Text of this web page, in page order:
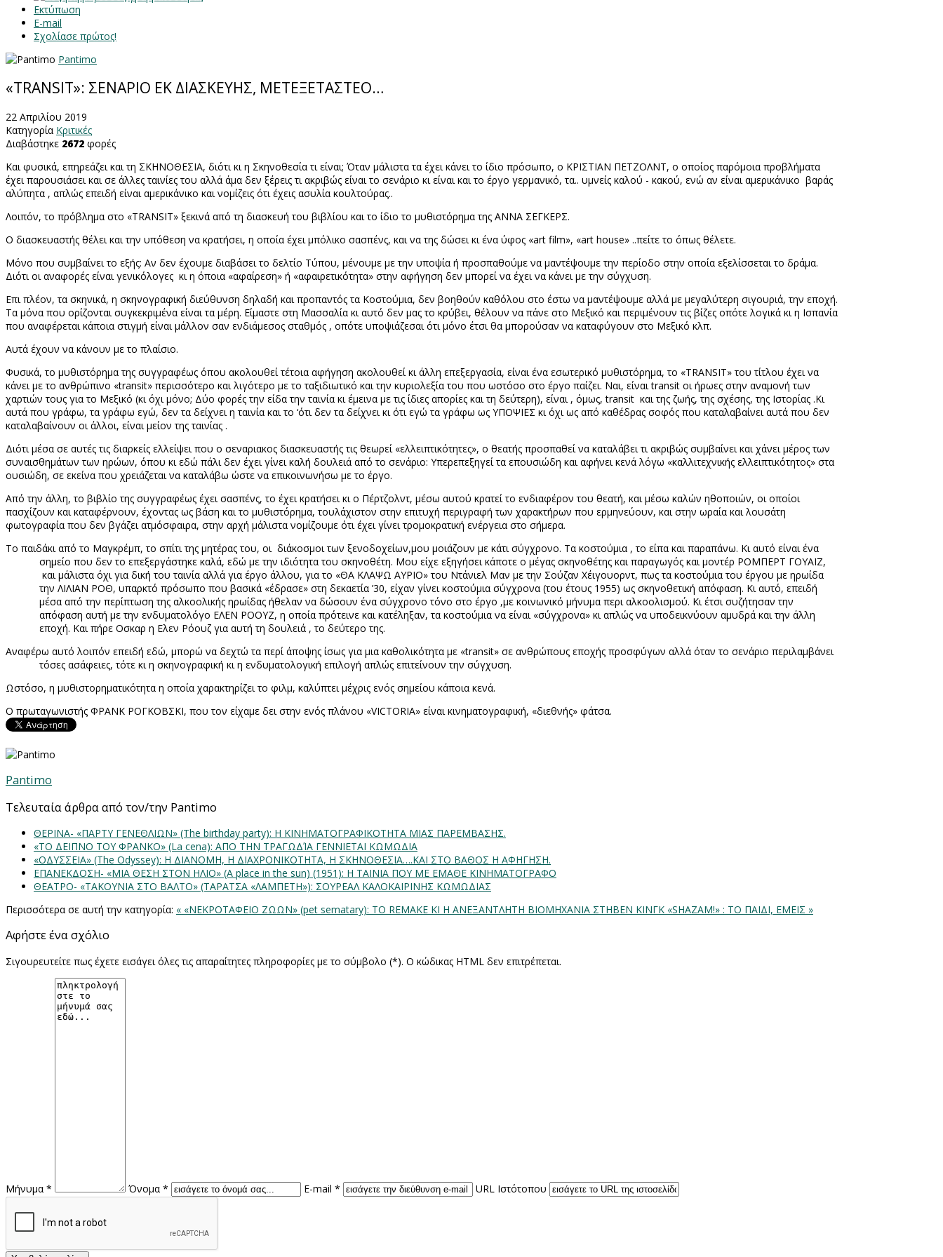
Εκτύπωση
E-mail
Σχολίασε πρώτος!
Pantimo
«TRANSIT»: ΣΕΝΑΡΙΟ ΕΚ ΔΙΑΣΚΕΥΗΣ, ΜΕΤΕΞΕΤΑΣΤΕΟ…
22 Απριλίου 2019
Κατηγορία Κριτικές
Διαβάστηκε 2672 φορές
Και φυσικά, επηρεάζει και τη ΣΚΗΝΟΘΕΣΙΑ, διότι κι η Σκηνοθεσία τι είναι; Όταν μάλιστα τα έχει κάνει το ίδιο πρόσωπο, ο ΚΡΙΣΤΙΑΝ ΠΕΤΖΟΛΝΤ, ο οποίος παρόμοια προβλήματα
έχει παρουσιάσει και σε άλλες ταινίες του αλλά άμα δεν ξέρεις τι ακριβώς είναι το σενάριο κι είναι και το έργο γερμανικό, τα.. υμνείς καλού - κακού, ενώ αν είναι αμερικάνικο βαράς
αλύπητα , απλώς επειδή είναι αμερικάνικο και νομίζεις ότι έχεις ασυλία κουλτούρας..
Λοιπόν, το πρόβλημα στο «TRANSIT» ξεκινά από τη διασκευή του βιβλίου και το ίδιο το μυθιστόρημα της ΑΝΝΑ ΣΕΓΚΕΡΣ.
Ο διασκευαστής θέλει και την υπόθεση να κρατήσει, η οποία έχει μπόλικο σασπένς, και να της δώσει κι ένα ύφος «art film», «art house» ..πείτε το όπως θέλετε.
Μόνο που συμβαίνει το εξής: Αν δεν έχουμε διαβάσει το δελτίο Τύπου, μένουμε με την υποψία ή προσπαθούμε να μαντέψουμε την περίοδο στην οποία εξελίσσεται το δράμα.
Διότι οι αναφορές είναι γενικόλογες κι η όποια «αφαίρεση» ή «αφαιρετικότητα» στην αφήγηση δεν μπορεί να έχει να κάνει με την σύγχυση.
Επι πλέον, τα σκηνικά, η σκηνογραφική διεύθυνση δηλαδή και προπαντός τα Κοστούμια, δεν βοηθούν καθόλου στο έστω να μαντέψουμε αλλά με μεγαλύτερη σιγουριά, την εποχή.
Τα μόνα που ορίζονται συγκεκριμένα είναι τα μέρη. Είμαστε στη Μασσαλία κι αυτό δεν μας το κρύβει, θέλουν να πάνε στο Μεξικό και περιμένουν τις βίζες οπότε λογικά κι η Ισπανία
που αναφέρεται κάποια στιγμή είναι μάλλον σαν ενδιάμεσος σταθμός , οπότε υποψιάζεσαι ότι μόνο έτσι θα μπορούσαν να καταφύγουν στο Μεξικό κλπ.
Αυτά έχουν να κάνουν με το πλαίσιο.
Φυσικά, το μυθιστόρημα της συγγραφέως όπου ακολουθεί τέτοια αφήγηση ακολουθεί κι άλλη επεξεργασία, είναι ένα εσωτερικό μυθιστόρημα, το «TRANSIT» του τίτλου έχει να
κάνει με το ανθρώπινο «transit» περισσότερο και λιγότερο με το ταξιδιωτικό και την κυριολεξία του που ωστόσο στο έργο παίζει. Ναι, είναιtransit οι ήρωες στην αναμονή των
χαρτιών τους για το Μεξικό (κι όχι μόνο; Δύο φορές την είδα την ταινία κι έμεινα με τις ίδιες απορίες και τη δεύτερη), είναι , όμως,transit και της ζωής, της σχέσης, της Ιστορίας .Κι
αυτά που γράφω, τα γράφω εγώ, δεν τα δείχνει η ταινία και το ‘ότι δεν τα δείχνει κι ότι εγώ τα γράφω ως ΥΠΟΨΙΕΣ κι όχι ως από καθέδρας σοφός που καταλαβαίνει αυτά που δεν
καταλαβαίνουν οι άλλοι, είναι μείον της ταινίας .
Διότι μέσα σε αυτές τις διαρκείς ελλείψει που ο σεναριακος διασκευαστής τις θεωρεί «ελλειπτικότητες», ο θεατής προσπαθεί να καταλάβει τι ακριβώς συμβαίνει και χάνει μέρος των
συναισθημάτων των ηρώων, όπου κι εδώ πάλι δεν έχει γίνει καλή δουλειά από το σενάριο: Υπερεπεξηγεί τα επουσιώδη και αφήνει κενά λόγω «καλλιτεχνικής ελλειπτικότητος» στα
ουσιώδη, σε εκείνα που χρειάζεται να καταλάβω ώστε να επικοινωνήσω με το έργο.
Από την άλλη, το βιβλίο της συγγραφέως έχει σασπένς, το έχει κρατήσει κι ο Πέρτζολντ, μέσω αυτού κρατεί το ενδιαφέρον του θεατή, και μέσω καλών ηθοποιών, οι οποίοι
πασχίζουν και καταφέρνουν, έχοντας ως βάση και το μυθιστόρημα, τουλάχιστον στην επιτυχή περιγραφή των χαρακτήρων που ερμηνεύουν, και στην ωραία και λουσάτη
φωτογραφία που δεν βγάζει ατμόσφαιρα, στην αρχή μάλιστα νομίζουμε ότι έχει γίνει τρομοκρατική ενέργεια στο σήμερα.
Το παιδάκι από το Μαγκρέμπ, το σπίτι της μητέρας του, οι διάκοσμοι των ξενοδοχείων,μου μοιάζουν με κάτι σύγχρονο. Τα κοστούμια , το είπα και παραπάνω. Κι αυτό είναι ένα
σημείο που δεν το επεξεργάστηκε καλά, εδώ με την ιδιότητα του σκηνοθέτη. Μου είχε εξηγήσει κάποτε ο μέγας σκηνοθέτης και παραγωγός και μοντέρ ΡΟΜΠΕΡΤ ΓΟΥΑΪΖ,
και μάλιστα όχι για δική του ταινία αλλά για έργο άλλου, για το «ΘΑ ΚΛΑΨΩ ΑΥΡΙΟ» του Ντάνιελ Μαν με την Σούζαν Χέιγουορντ, πως τα κοστούμια του έργου με ηρωίδα
την ΛΙΛΙΑΝ ΡΟΘ, υπαρκτό πρόσωπο που βασικά «έδρασε» στη δεκαετία ’30, είχαν γίνει κοστούμια σύγχρονα (του έτους 1955) ως σκηνοθετική απόφαση. Κι αυτό, επειδή
μέσα από την περίπτωση της αλκοολικής ηρωίδας ήθελαν να δώσουν ένα σύγχρονο τόνο στο έργο ,με κοινωνικό μήνυμα περι αλκοολισμού. Κι έτσι συζήτησαν την
απόφαση αυτή με την ενδυματολόγο ΕΛΕΝ ΡΟΟΥΖ, η οποία πρότεινε και κατέληξαν, τα κοστούμια να είναι «σύγχρονα» κι απλώς να υποδεικνύουν αμυδρά και την άλλη
εποχή. Και πήρε Οσκαρ η Ελεν Ρόουζ για αυτή τη δουλειά , το δεύτερο της.
Αναφέρω αυτό λοιπόν επειδή εδώ, μπορώ να δεχτώ τα περί άποψης ίσως για μια καθολικότητα με «transit» σε ανθρώπους εποχής προσφύγων αλλά όταν το σενάριο περιλαμβάνει
τόσες ασάφειες, τότε κι η σκηνογραφική κι η ενδυματολογική επιλογή απλώς επιτείνουν την σύγχυση.
Ωστόσο, η μυθιστορηματικότητα η οποία χαρακτηρίζει το φιλμ, καλύπτει μέχρις ενός σημείου κάποια κενά.
Ο πρωταγωνιστής ΦΡΑΝΚ ΡΟΓΚΟΒΣΚΙ, που τον είχαμε δει στην ενός πλάνου «VICTORIA» είναι κινηματογραφική, «διεθνής» φάτσα.
Pantimo
Τελευταία άρθρα από τον/την Pantimo
ΘΕΡΙΝΑ- «ΠΑΡΤΥ ΓΕΝΕΘΛΙΩΝ» (The birthday party): H KINHMATOΓΡΑΦΙΚΟΤΗΤΑ ΜΙΑΣ ΠΑΡΕΜΒΑΣΗΣ.
«ΤΟ ΔΕΙΠΝΟ ΤΟΥ ΦΡΑΝΚΟ» (La cena): ΑΠΟ ΤΗΝ ΤΡΑΓΩΔΊΑ ΓΕΝΝΙΕΤΑΙ ΚΩΜΩΔΙΑ
«ΟΔΥΣΣΕΙΑ» (The Odyssey): Η ΔΙΑΝΟΜΗ, Η ΔΙΑΧΡΟΝΙΚΟΤΗΤΑ, Η ΣΚΗΝΟΘΕΣΙΑ….ΚΑΙ ΣΤΟ ΒΑΘΟΣ Η ΑΦΗΓΗΣΗ.
ΕΠΑΝΕΚΔΟΣΗ- «ΜΙΑ ΘΕΣΗ ΣΤΟΝ ΗΛΙΟ» (Α place in the sun) (1951): Η ΤΑΙΝΙΑ ΠΟΥ ΜΕ ΕΜΑΘΕ ΚΙΝΗΜΑΤΟΓΡΑΦΟ
ΘΕΑΤΡΟ- «ΤΑΚΟΥΝΙΑ ΣΤΟ ΒΑΛΤΟ» (ΤΑΡΑΤΣΑ «ΛΑΜΠΕΤΗ»): ΣΟΥΡΕΑΛ ΚΑΛΟΚΑΙΡΙΝΗΣ ΚΩΜΩΔΙΑΣ
Περισσότερα σε αυτή την κατηγορία: « «ΝΕΚΡΟΤΑΦΕΙΟ ΖΩΩΝ» (pet sematary): ΤΟ REMAKE ΚΙ Η ΑΝΕΞΑΝΤΛΗΤΗ ΒΙΟΜΗΧΑΝΙΑ ΣΤΗΒΕΝ ΚΙΝΓΚ «SHAZAM!» : ΤΟ ΠΑΙΔΙ, ΕΜΕΙΣ »
Αφήστε ένα σχόλιο
Σιγουρευτείτε πως έχετε εισάγει όλες τις απαραίτητες πληροφορίες με το σύμβολο (*). Ο κώδικας HTML δεν επιτρέπεται.
Μήνυμα * Όνομα * E-mail * URL Ιστότοπου